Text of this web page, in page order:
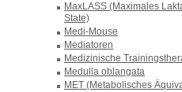
MaxLASS (Maximales
State)
Medi-Mouse
Mediatoren
Medizinische
Medulla oblangata
MET (Metabolisches